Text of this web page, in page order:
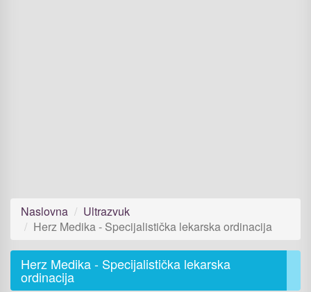
Naslovna
Ultrazvuk
Herz Medika - Specijalistička lekarska ordinacija
Herz Medika - Specijalistička lekarska
ordinacija